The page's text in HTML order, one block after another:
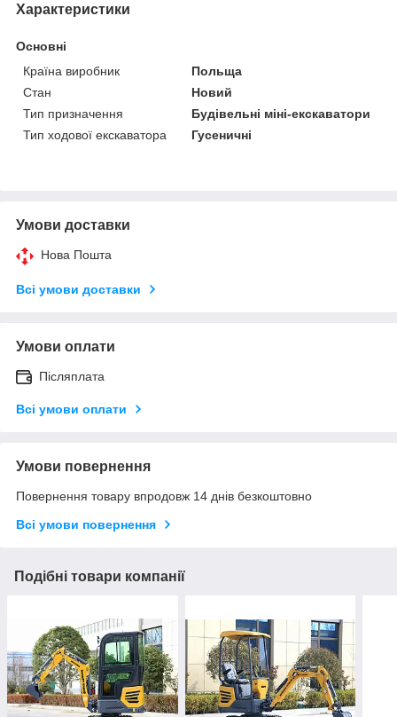
Характеристики
Основні
Країна виробник
Польща
Стан
Новий
Тип призначення
Будівельні міні-екскаватори
Тип ходової екскаватора
Гусеничні
Умови доставки
Нова Пошта
Всі умови доставки
Умови оплати
Післяплата
Всі умови оплати
Умови повернення
Повернення товару впродовж 14 днів безкоштовно
Всі умови повернення
Подібні товари компанії